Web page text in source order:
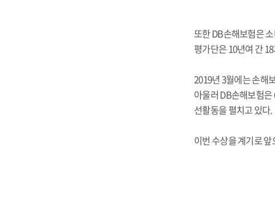
또한 DB손해보험은
평가단은 10년여 간
2019년 3월에는 손해
아울러 DB손해보험
선활동을 펼치고 있다.
이번 수상을 계기로